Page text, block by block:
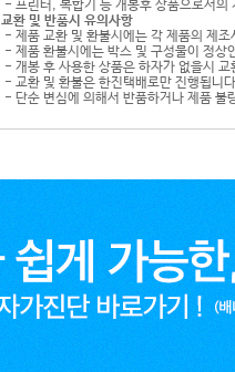
- 프린터, 복합기 등 개봉후 상품으로서의
교환 및 반품시 유의사항
- 제품 교환 및 환불시에는 각 제품의 제
- 제품 환불시에는 박스 및 구성물이 정상
- 개봉 후 사용한 상품은 하자가 없을시
- 교환 및 환불은 한진택배로만 진행됩니
- 단순 변심에 의해서 반품하거나 제품